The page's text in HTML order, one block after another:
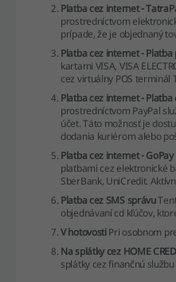
Platba cez internet -
prostredníctvom
prípade, že je objednaný
Platba cez internet -
kartami VISA, VISA
cez virtuálny POS terminál
Platba cez internet - Platba
prostredníctvom PayPal
účet. Táto možnosť je
dodania kuriérom alebo
Platba cez internet - GoPay
platbami cez elektronické
SberBank, UniCredit.
Platba cez SMS správu
objednávaní cd kľúčov,
V hotovostiPri osobnom
Na splátky cez HOME
splátky cez finančnú službu